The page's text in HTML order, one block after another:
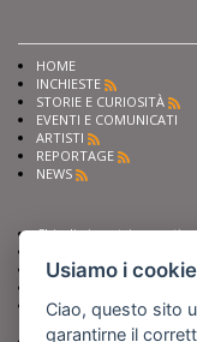
HOME
INCHIESTE
STORIE E CURIOSITÀ
EVENTI E COMUNICATI
ARTISTI
REPORTAGE
NEWS
Chiedi ai nostri esperti
Fai pubblicità con noi
Iscriviti al nostro corso di
giornalismo
Usiamo i
Ciao, questo sito
garantirne il